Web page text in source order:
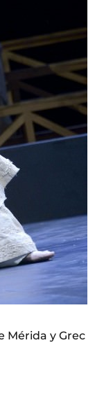
Mérida y Grec